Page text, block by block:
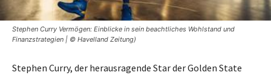
Stephen Curry Vermögen: Einblicke in sein beachtliches Wohlstand und
Finanzstrategien | © Havelland Zeitung)
Stephen Curry, der herausragende Star der Golden State